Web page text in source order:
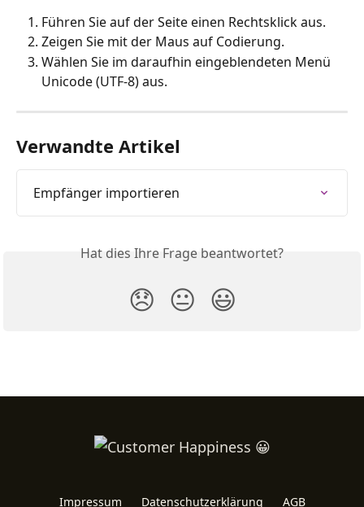
Führen Sie auf der Seite einen Rechtsklick aus.
Zeigen Sie mit der Maus auf Codierung.
Wählen Sie im daraufhin eingeblendeten Menü
Unicode (UTF-8) aus.
Verwandte Artikel
Empfänger importieren
Hat dies Ihre Frage beantwortet?
😞 😐 😃
Impressum Datenschutzerklärung AGB